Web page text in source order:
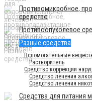
Противомикробное,
средство
Противоопухолевое
Разные средства
Вспомогательные
Растворитель
Средство коррекции
Средство лечения
Средство лечения
Средства для питания